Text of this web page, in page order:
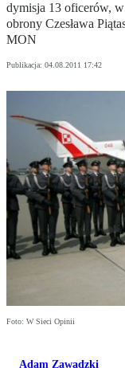
dymisja 13 oficerów,
obrony Czesława
MON
Publikacja: 04.08.2011 17:42
Foto: W Sieci Opinii
Adam Zawadzki